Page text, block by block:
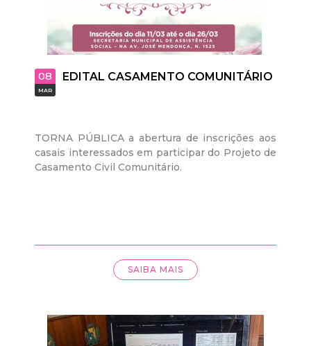
08
MAR
EDITAL CASAMENTO COMUNITÁRIO
TORNA PÚBLICA a abertura de inscrições aos
casais interessados em participar do Projeto de
Casamento Civil Comunitário.
SAIBA MAIS